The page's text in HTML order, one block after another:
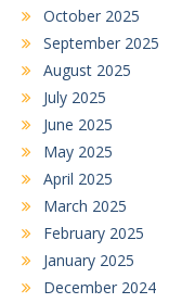
October 2025
September 2025
August 2025
July 2025
June 2025
May 2025
April 2025
March 2025
February 2025
January 2025
December 2024